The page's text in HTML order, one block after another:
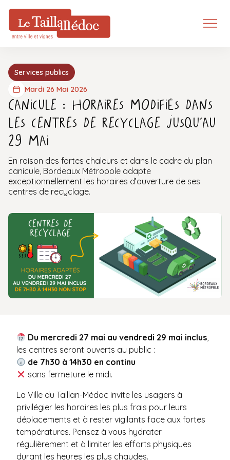
Services publics
Mardi 26 Mai 2026
Canicule : horaires modifiés dans
les centres de recyclage jusqu’au
29 mai
En raison des fortes chaleurs et dans le cadre du plan
canicule, Bordeaux Métropole adapte
exceptionnellement les horaires d’ouverture de ses
centres de recyclage.
Du mercredi 27 mai au vendredi 29 mai inclus,
les centres seront ouverts au public :
de 7h30 à 14h30 en continu
sans fermeture le midi.
La Ville du Taillan-Médoc invite les usagers à
privilégier les horaires les plus frais pour leurs
déplacements et à rester vigilants face aux fortes
températures. Pensez à vous hydrater
régulièrement et à limiter les efforts physiques
durant les heures les plus chaudes.